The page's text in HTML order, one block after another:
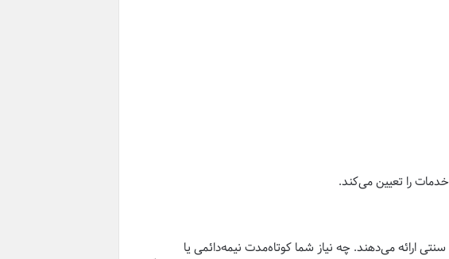
را تعیین می‌کند.
ارائه می‌دهند. چه نیاز شما کوتاه‌مدت نیمه‌دائمی یا